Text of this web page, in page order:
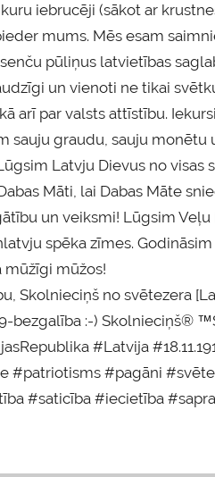
iebrucēji (sākot ar
mums. Mēs esam
pūliņus latvietības
un vienoti ne tikai
arī par valsts attīstību.
sauju graudu, sauju monētu
Latvju Dievus no visas
Māti, lai Dabas Māte
un veiksmi! Lūgsim
spēka zīmes.
mūžīgi mūžos!
Skolnieciņš no svētezera
bezgalība :-) Skolnieciņš®
#Latvija
#patriotisms #pagāni
#saticība #iecietība